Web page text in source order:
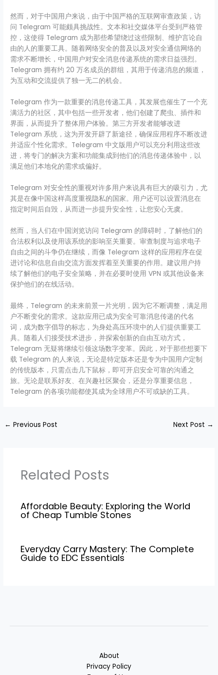
然而，对于中国用户来说，由于中国严格的互联网审查政策，访
问 Telegram 可能颇具挑战性。文本和社交媒体平台受到严格管
控，这使得 Telegram 成为那些希望绕过这些限制、维护言论自
由的人的重要工具。随着网络安全的普及以及对安全通信网络的
需求不断增长，中国用户对安全消息传递系统的需求日益强烈。
Telegram 拥有约 20 万名成员的群组，其用于传递消息的频道，
为互动和交流提供了独一无二的机会。
Telegram 作为一款重要的消息传递工具，其发展也催生了一个充
满活力的社区，其中包括一些开发者，他们创建了爬虫、插件和
界面，从而提升了整体用户体验。第三方开发者能够改进
Telegram 系统，这为开发开辟了新途径，确保应用程序不断改进
并适应个性化需求。Telegram 中文版用户可以充分利用这些改
进，将专门的解决方案和功能集成到他们的消息传递体验中，以
满足他们本地化的需求或偏好。
Telegram 对安全性的重视对许多用户来说具有巨大的吸引力，尤
其是在像中国这样高度重视隐私的国家。用户还可以设置消息在
指定时间后自毁，从而进一步提升安全性，让您安心无虞。
然而，当人们在中国浏览访问 Telegram 的障碍时，了解他们的
合法权利以及使用该系统的影响至关重要。审查制度与追求电子
自由之间的斗争仍在继续，而像 Telegram 这样的应用程序在促
进讨论和信息自由交流方面发挥着至关重要的作用。建议用户持
续了解他们的电子安全策略，并在必要时使用 VPN 或其他设备来
保护他们的在线活动。
最终，Telegram 的未来前景一片光明，因为它不断调整，满足用
户不断变化的需求。这款应用已成为安全可靠消息传递的代名
词，成为数字倡导的标志，为身处高压环境中的人们提供重要工
具。随着人们接受技术进步，并探索创新的自由互动方式，
Telegram 无疑将继续引领这场数字变革。因此，对于那些想要下
载 Telegram 的人来说，无论是特定版本还是专为中国用户定制
的传统版本，只需点击几下鼠标，即可开启安全可靠的沟通之
旅。无论是联系好友、在兴趣社区聚会，还是分享重要信息，
Telegram 的各项功能都使其成为全球用户不可或缺的工具。
← Previous Post Next Post →
Related Posts
Affordable Beauty: Exploring the World
of Cheap Tumble Stones
Everyday Carry Mastery: The Complete
Guide to EDC Essentials
About
Privacy Policy